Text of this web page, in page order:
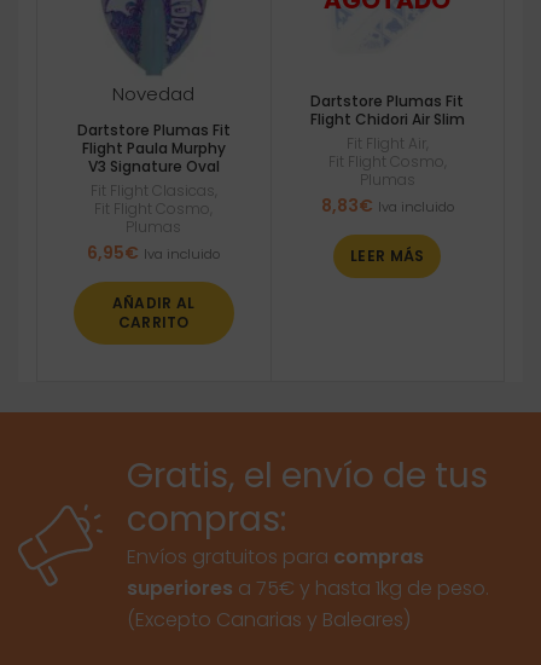
Novedad
Dartstore Plumas Fit
Flight Paula Murphy
V3 Signature Oval
Fit Flight Clasicas
Fit Flight Cosmo
Plumas
6,95€ Iva incluido
AÑADIR AL
CARRITO
Dartstore Plumas Fit
Flight Chidori Air Slim
Fit Flight Air
Fit Flight Cosmo
Plumas
8,83€ Iva incluido
LEER MÁS
Gratis, el envío de tus
compras:
Envíos gratuitos para compras
superiores a 75€ y hasta 1kg de peso.
(Excepto Canarias y Baleares)